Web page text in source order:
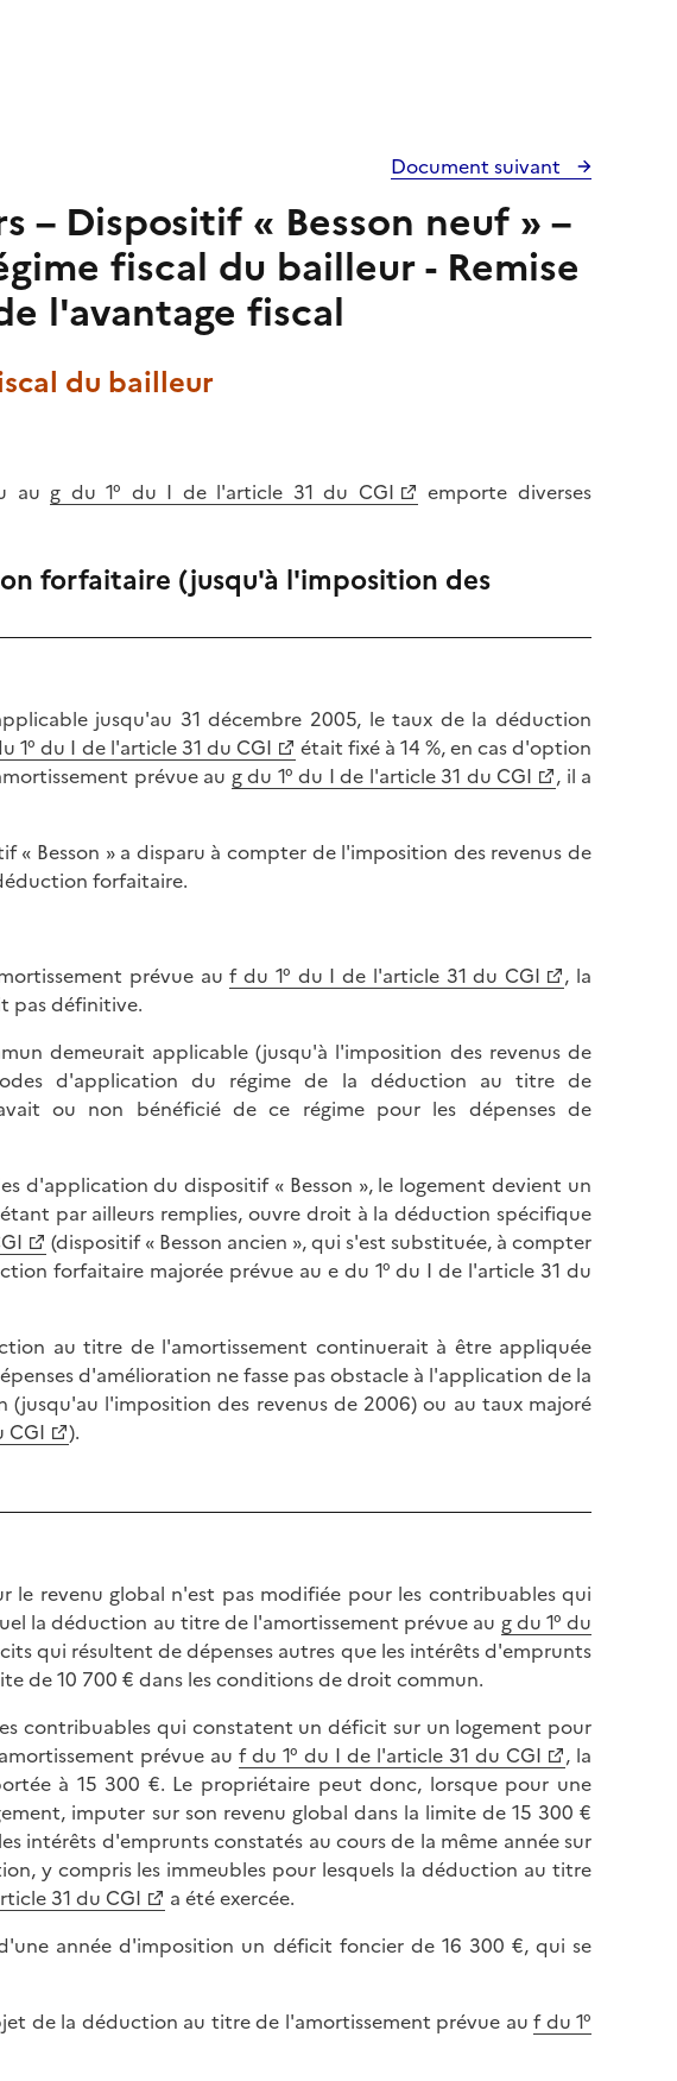
Document suivant
– Dispositif « Besson neuf » –
fiscal du bailleur - Remise
l'avantage fiscal
du bailleur
aug du 1° du I de l'article 31 du CGI
emporte diverses
forfaitaire (jusqu'à l'imposition des
jusqu'au 31 décembre 2005, le taux de la déduction
1° du I de l'article 31 du CGI
était fixé à 14 %, en cas d'option
prévue au g du 1° du I de l'article 31 du CGI
, il a
Besson » a disparu à compter de l'imposition des revenus de
forfaitaire.
prévue auf du 1° du I de l'article 31 du CGI
, la
pas définitive.
demeurait applicable (jusqu'à l'imposition des revenus de
d'application du régime de la déduction au titre de
ou non bénéficié de ce régime pour les dépenses de
d'application du dispositif « Besson », le logement devient un
par ailleurs remplies, ouvre droit à la déduction spécifique
(dispositif « Besson ancien », qui s'est substituée, à compter
forfaitaire majorée prévue au e du 1° du I de l'article 31 du
au titre de l'amortissement continuerait à être appliquée
d'amélioration ne fasse pas obstacle à l'application de la
l'imposition des revenus de 2006) ou au taux majoré
CGI ).
le revenu global n'est pas modifiée pour les contribuables qui
la déduction au titre de l'amortissement prévue au g du 1° du
qui résultent de dépenses autres que les intérêts d'emprunts
de 10 700 € dans les conditions de droit commun.
contribuables qui constatent un déficit sur un logement pour
prévue au f du 1° du I de l'article 31 du CGI
, la
à 15 300 €. Le propriétaire peut donc, lorsque pour une
imputer sur son revenu global dans la limite de 15 300 €
intérêts d'emprunts constatés au cours de la même année sur
y compris les immeubles pour lesquels la déduction au titre
31 du CGI
a été exercée.
année d'imposition un déficit foncier de 16 300 €, qui se
de la déduction au titre de l'amortissement prévue auf du 1°